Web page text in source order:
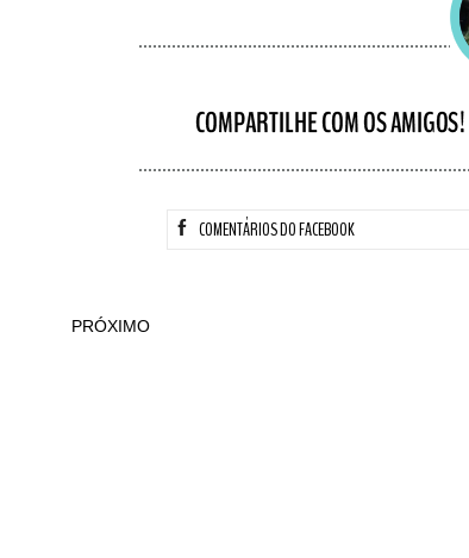
COMENTÁRIOS DO FACEBOOK
PRÓXIMO